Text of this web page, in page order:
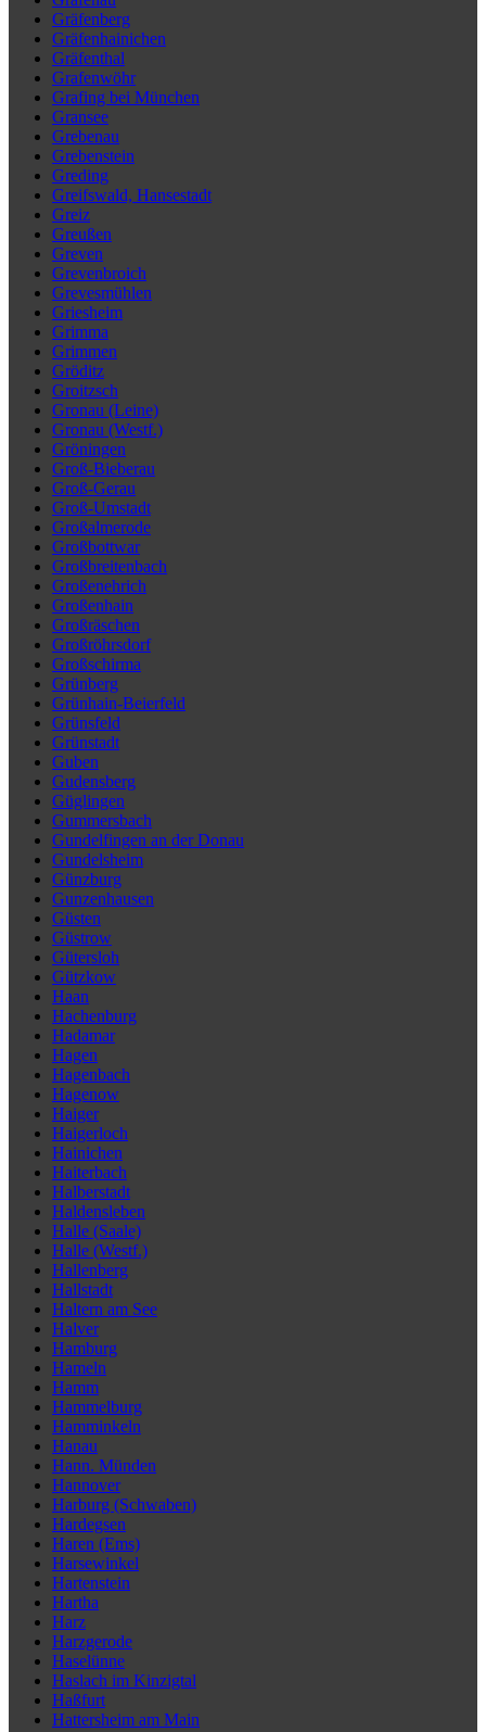
Gräfenberg
Gräfenhainichen
Gräfenthal
Grafenwöhr
Grafing bei München
Gransee
Grebenau
Grebenstein
Greding
Greifswald, Hansestadt
Greiz
Greußen
Greven
Grevenbroich
Grevesmühlen
Griesheim
Grimma
Grimmen
Gröditz
Groitzsch
Gronau (Leine)
Gronau (Westf.)
Gröningen
Groß-Bieberau
Groß-Gerau
Groß-Umstadt
Großalmerode
Großbottwar
Großbreitenbach
Großenehrich
Großenhain
Großräschen
Großröhrsdorf
Großschirma
Grünberg
Grünhain-Beierfeld
Grünsfeld
Grünstadt
Guben
Gudensberg
Güglingen
Gummersbach
Gundelfingen an der Donau
Gundelsheim
Günzburg
Gunzenhausen
Güsten
Güstrow
Gütersloh
Gützkow
Haan
Hachenburg
Hadamar
Hagen
Hagenbach
Hagenow
Haiger
Haigerloch
Hainichen
Haiterbach
Halberstadt
Haldensleben
Halle (Saale)
Halle (Westf.)
Hallenberg
Hallstadt
Haltern am See
Halver
Hamburg
Hameln
Hamm
Hammelburg
Hamminkeln
Hanau
Hann. Münden
Hannover
Harburg (Schwaben)
Hardegsen
Haren (Ems)
Harsewinkel
Hartenstein
Hartha
Harz
Harzgerode
Haselünne
Haslach im Kinzigtal
Haßfurt
Hattersheim am Main